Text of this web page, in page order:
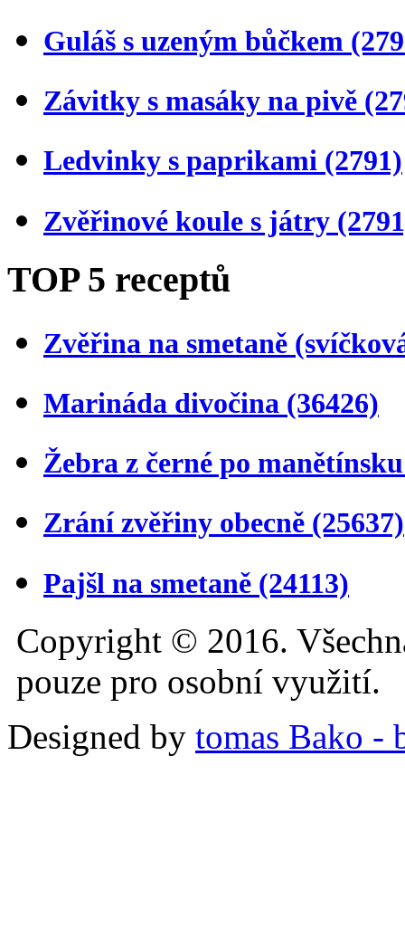
Guláš s uzeným bůčkem
Závitky s masáky na pivě
Ledvinky s paprikami (2791)
Zvěřinové koule s játry
TOP 5 receptů
Zvěřina na smetaně
Marináda divočina (36426)
Žebra z černé po
Zrání zvěřiny obecně (25637)
Pajšl na smetaně (24113)
Copyright © 2016.
pouze pro osobní využití.
Designed by tomas Bako -